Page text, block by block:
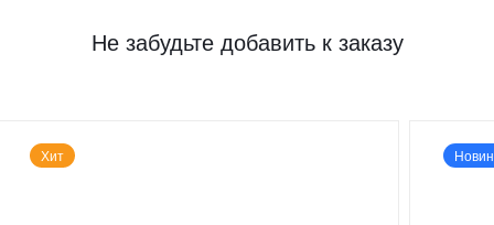
Не забудьте добавить к заказу
Хит